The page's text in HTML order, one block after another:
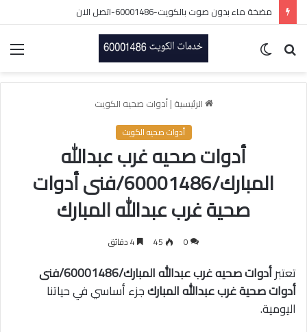
مضخة ماء بدون صوت بالكويت-60001486-اتصل الان
بحث
الرئيسية |أدوات صحيه الكويت
أدوات صحيه الكويت
أدوات صحيه غرب عبدالله
المبارك/60001486/فنى أدوات
صحية غرب عبدالله المبارك
0
45
تعتبر
أدوات صحيه غرب عبدالله المبارك/60001486/فنى
أدوات صحية غرب عبدالله المباركجزء أساسي في حياتنا
اليومية.